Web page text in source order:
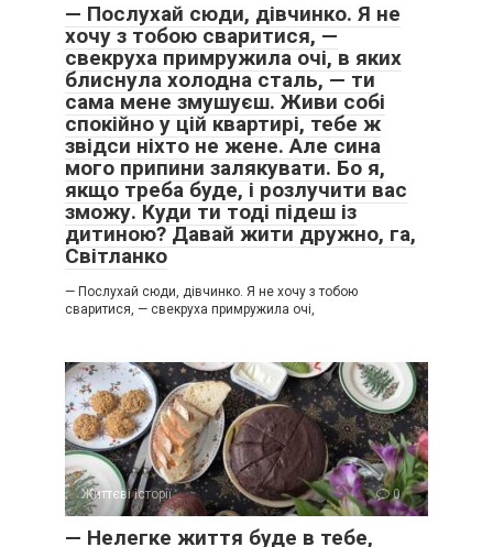
— Послухай сюди, дівчинко. Я не
хочу з тобою сваритися, —
свекруха примружила очі, в яких
блиснула холодна сталь, — ти
сама мене змушуєш. Живи собі
спокійно у цій квартирі, тебе ж
звідси ніхто не жене. Але сина
мого припини залякувати. Бо я,
якщо треба буде, і розлучити вас
зможу. Куди ти тоді підеш із
дитиною? Давай жити дружно, га,
Світланко
— Послухай сюди, дівчинко. Я не хочу з тобою
сваритися, — свекруха примружила очі,
Життєві історії 0
— Нелегке життя буде в тебе,